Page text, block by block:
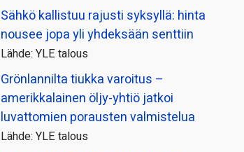
Sähkö kallistuu rajusti syksyllä: hinta
nousee jopa yli yhdeksään senttiin
Lähde: YLE talous
Grönlannilta tiukka varoitus –
amerikkalainen öljy-yhtiö jatkoi
luvattomien porausten valmistelua
Lähde: YLE talous